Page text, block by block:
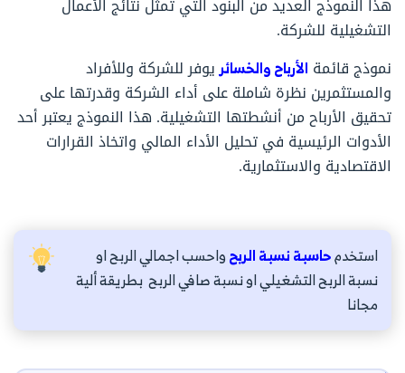
هذا النموذج العديد من البنود التي تمثل نتائج الأعمال
التشغيلية للشركة.
نموذج قائمة الأرباح والخسائريوفر للشركة وللأفراد
والمستثمرين نظرة شاملة على أداء الشركة وقدرتها على
تحقيق الأرباح من أنشطتها التشغيلية. هذا النموذج يعتبر أحد
الأدوات الرئيسية في تحليل الأداء المالي واتخاذ القرارات
الاقتصادية والاستثمارية.
استخدمحاسبة نسبة الربحواحسب اجمالي الربح او
نسبة الربح التشغيلي او نسبة صافي الربح بطريقة ألية
مجانا